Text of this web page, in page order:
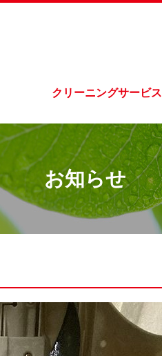
クリーニングサービス
お知らせ